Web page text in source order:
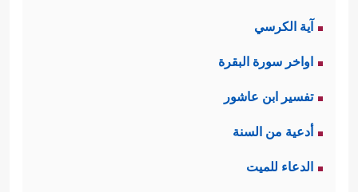
آية الكرسي
اواخر سورة البقرة
تفسير ابن عاشور
أدعية من السنة
الدعاء للميت